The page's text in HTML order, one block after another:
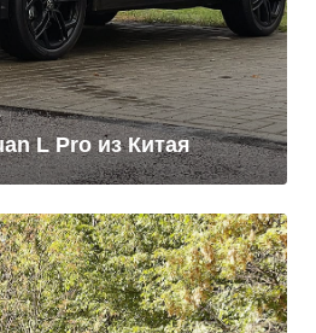
L Pro из Китая